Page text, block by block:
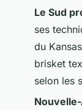
Le Sud
ses
du
brisket
selon les